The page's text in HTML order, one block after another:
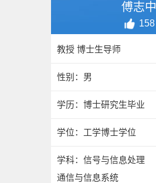
傅志中
158
教授 博士生导师
性别：男
学历：博士研究生毕业
学位：工学博士学位
学科：信号与信息处理
通信与信息系统